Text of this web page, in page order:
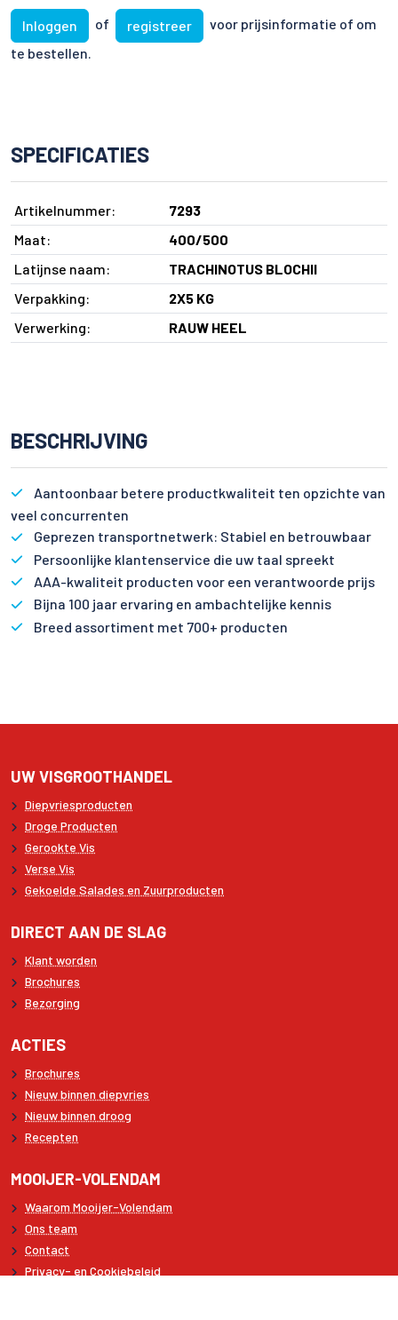
Inloggen of registreer
voor prijsinformatie of om
te bestellen.
SPECIFICATIES
Artikelnummer:
7293
Maat:
400/500
Latijnse naam:
TRACHINOTUS BLOCHII
Verpakking:
2X5 KG
Verwerking:
RAUW HEEL
BESCHRIJVING
Aantoonbaar betere productkwaliteit ten opzichte van
veel concurrenten
Geprezen transportnetwerk: Stabiel en betrouwbaar
Persoonlijke klantenservice die uw taal spreekt
AAA-kwaliteit producten voor een verantwoorde prijs
Bijna 100 jaar ervaring en ambachtelijke kennis
Breed assortiment met 700+ producten
UW VISGROOTHANDEL
Diepvriesproducten
Droge Producten
Gerookte Vis
Verse Vis
Gekoelde Salades en Zuurproducten
DIRECT AAN DE SLAG
Klant worden
Brochures
Bezorging
ACTIES
Brochures
Nieuw binnen diepvries
Nieuw binnen droog
Recepten
MOOIJER-VOLENDAM
Waarom Mooijer-Volendam
Ons team
Contact
Privacy- en Cookiebeleid